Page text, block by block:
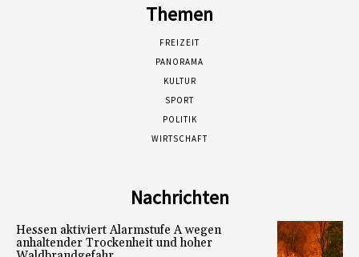
Themen
FREIZEIT
PANORAMA
KULTUR
SPORT
POLITIK
WIRTSCHAFT
Nachrichten
Hessen aktiviert Alarmstufe A wegen
anhaltender Trockenheit und hoher